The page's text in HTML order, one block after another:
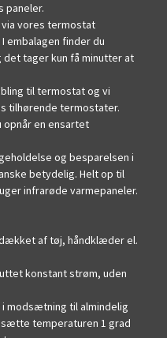
paneler.
via vores termostat
embalagen finder du
tager kun få minutter at
til termostat og vi
tilhørende termostater.
en ensartet
og besparelsen i
betydelig. Helt op til
infrarøde varmepaneler.
af tøj, håndklæder el.
konstant strøm, uden
modsætning til almindelig
temperaturen 1 grad